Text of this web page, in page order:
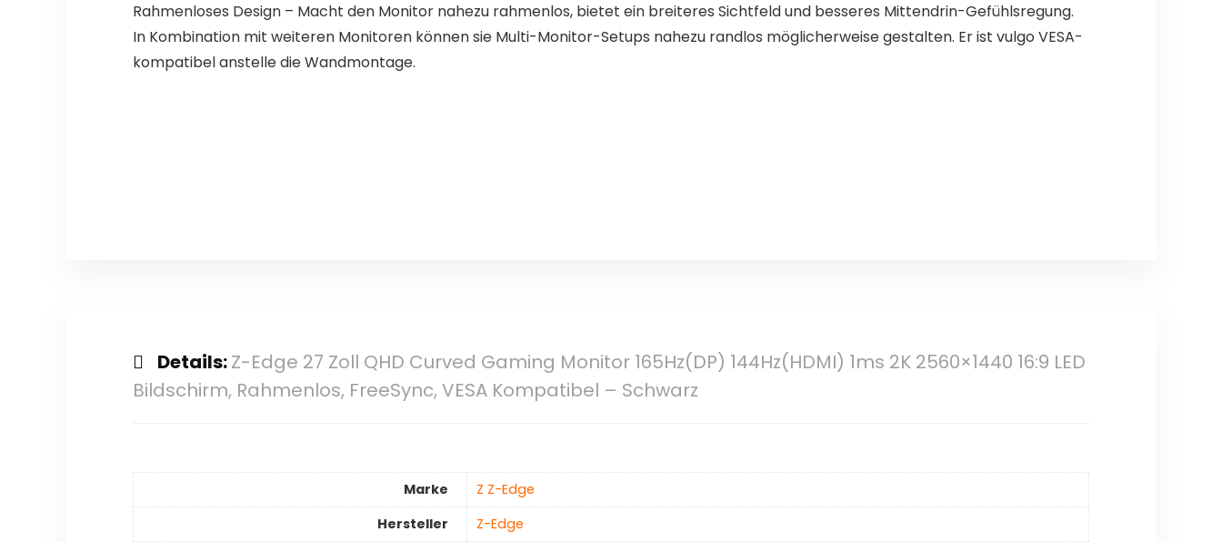
Rahmenloses Design – Macht den Monitor nahezu rahmenlos, bietet ein breiteres Sichtfeld und besseres Mittendrin-Gefühlsregung.
In Kombination mit weiteren Monitoren können sie Multi-Monitor-Setups nahezu randlos möglicherweise gestalten. Er ist vulgo VESA-
kompatibel anstelle die Wandmontage.
Details:Z-Edge 27 Zoll QHD Curved Gaming Monitor 165Hz(DP) 144Hz(HDMI) 1ms 2K 2560×1440 16:9 LED
Bildschirm, Rahmenlos, FreeSync, VESA Kompatibel – Schwarz
Marke
‎Z Z-Edge
Hersteller
‎Z-Edge